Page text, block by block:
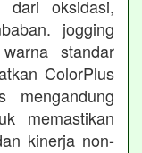
dari oksidasi,
jogging
standar
ColorPlus
mengandung
memastikan
kinerja non-